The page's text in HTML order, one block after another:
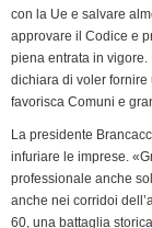
con la Ue e salvare
approvare il Codice e
piena entrata in
dichiara di voler fornire
favorisca Comuni e
La presidente
infuriare le imprese.
professionale anche
anche nei corridoi
60, una battaglia